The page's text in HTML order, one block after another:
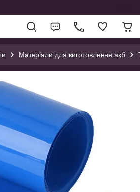
Матеріали для виготовлення акб